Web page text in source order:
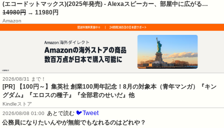
(エコードットマックス)(2025年発売) - Alexaスピーカー、部屋中に広がる…
14980円 → 11980円
Amazon
2026/08/31 まで！
[PR]
【100円～】集英社 創業100周年記念！8月の対象本（青年マンガ）『キン
グダム』『エロスの種子』『全部君のせいだ』他
Kindleストア
2026/08/08 01:00
あとで読む 🐦Tweet
公務員になりたいんやが無能でもなれるのはどれや？